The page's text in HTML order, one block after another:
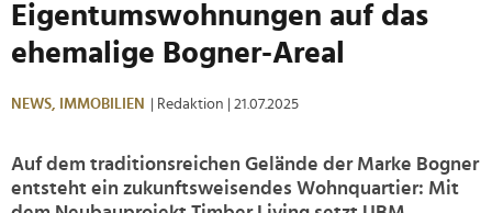
Eigentumswohnungen auf das
ehemalige Bogner-Areal
NEWS, IMMOBILIEN | Redaktion | 21.07.2025
Auf dem traditionsreichen Gelände der Marke Bogner
entsteht ein zukunftsweisendes Wohnquartier: Mit